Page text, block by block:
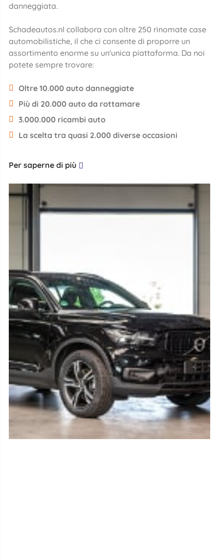
danneggiata.
Schadeautos.nl collabora con oltre 250 rinomate case
automobilistiche, il che ci consente di proporre un
assortimento enorme su un'unica piattaforma. Da noi
potete sempre trovare:
Oltre 10.000 auto danneggiate
Più di 20.000 auto da rottamare
3.000.000 ricambi auto
La scelta tra quasi 2.000 diverse occasioni
Per saperne di più